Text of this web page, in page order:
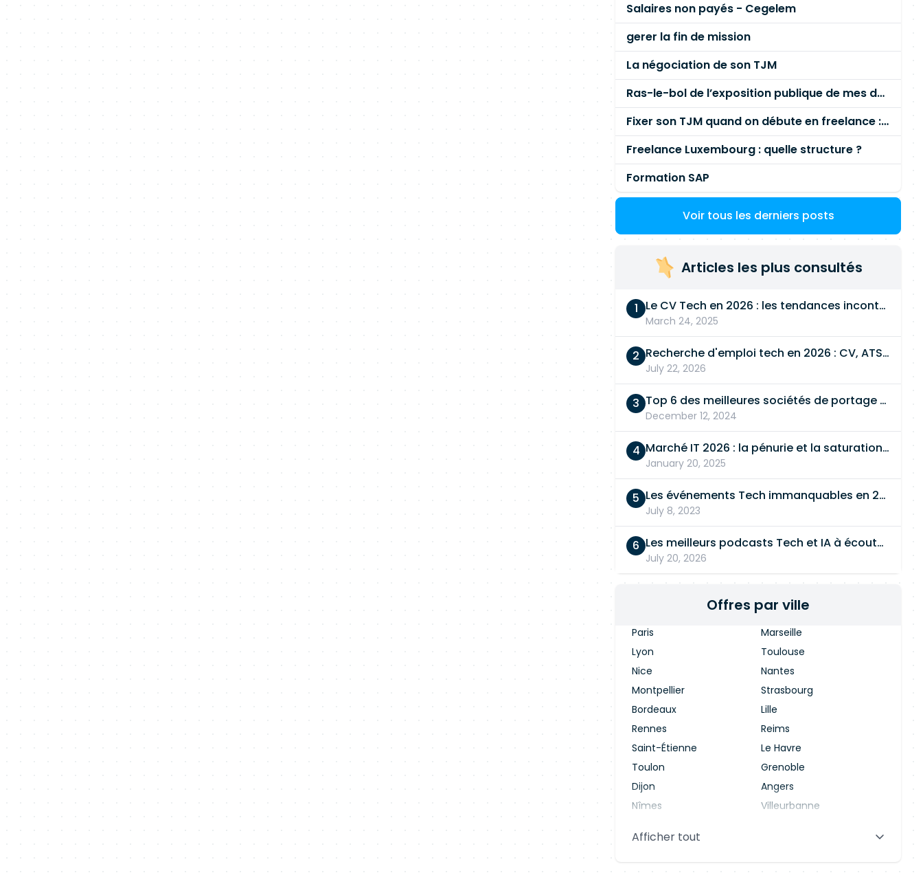
Salaires non payés - Cegelem
gerer la fin de mission
La négociation de son TJM
Ras-le-bol de l’exposition publique de mes données personnelles liées à mon entreprise
Fixer son TJM quand on débute en freelance : la méthode mathématique (et pas au feeling) 🛑
Freelance Luxembourg : quelle structure ?
Formation SAP
Voir tous les derniers posts
Articles les plus consultés
Le CV Tech en 2026 : les tendances incontournables
March 24, 2025
Recherche d'emploi tech en 2026 : CV, ATS, entretien… On vous dit tout
July 22, 2026
Top 6 des meilleures sociétés de portage salarial
December 12, 2024
Marché IT 2026 : la pénurie et la saturation, en même temps
January 20, 2025
Les événements Tech immanquables en 2026
July 8, 2023
Les meilleurs podcasts Tech et IA à écouter en 2026
July 20, 2026
Offres par ville
Paris
Marseille
Lyon
Toulouse
Nice
Nantes
Montpellier
Strasbourg
Bordeaux
Lille
Rennes
Reims
Saint-Étienne
Le Havre
Toulon
Grenoble
Dijon
Angers
Nîmes
Villeurbanne
Aix-en-Provence
Afficher tout